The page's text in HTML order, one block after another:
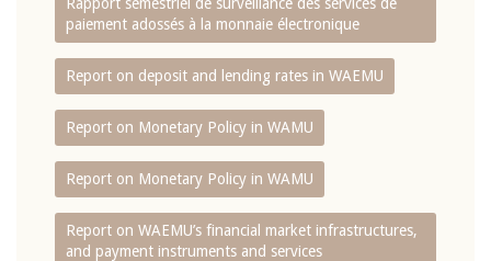
paiement adossés à la monnaie électronique
Report on deposit and lending rates in WAEMU
Report on Monetary Policy in WAMU
Report on Monetary Policy in WAMU
Report on WAEMU’s financial market infrastructures,
and payment instruments and services